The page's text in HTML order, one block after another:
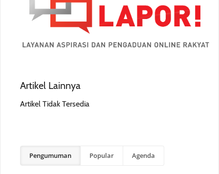
Artikel Lainnya
Artikel Tidak Tersedia
Pengumuman Popular Agenda